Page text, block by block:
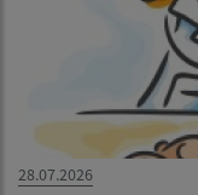
28.07.2026